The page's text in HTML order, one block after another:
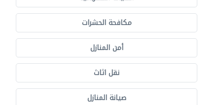
مكافحة الحشرات
أمن المنازل
نقل اثاث
صيانة المنازل